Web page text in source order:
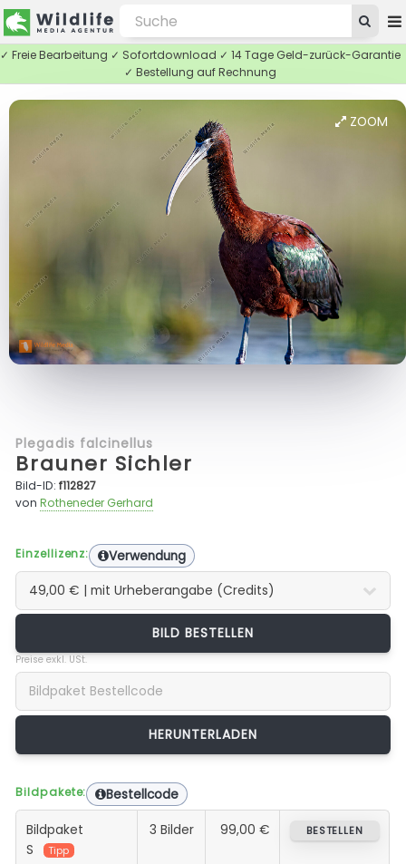
✓ Freie Bearbeitung ✓ Sofortdownload ✓ 14 Tage Geld-zurück-Garantie
✓ Bestellung auf Rechnung
ZOOM
Plegadis falcinellus
Brauner Sichler
Bild-ID:f112827
vonRotheneder Gerhard
Einzellizenz: Verwendung
BILD BESTELLEN
Preise exkl. USt.
Bildpakete: Bestellcode
Bildpaket
S
Tipp
3 Bilder 99,00 € BESTELLEN